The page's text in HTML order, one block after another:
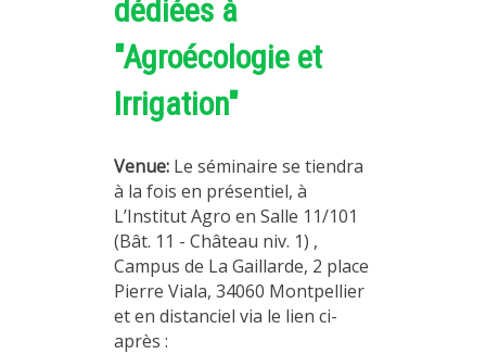
dédiées à
"Agroécologie et
Irrigation"
Venue: Le séminaire se tiendra
à la fois en présentiel, à
L’Institut Agro en Salle 11/101
(Bât. 11 - Château niv. 1) ,
Campus de La Gaillarde, 2 place
Pierre Viala, 34060 Montpellier
et en distanciel via le lien ci-
après :